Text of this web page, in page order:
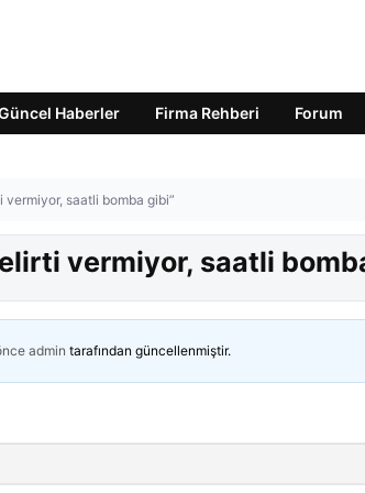
Haberler Firma Rehberi Forum
saatli bomba gibi”
vermiyor, saatli
admin tarafından güncellenmiştir.